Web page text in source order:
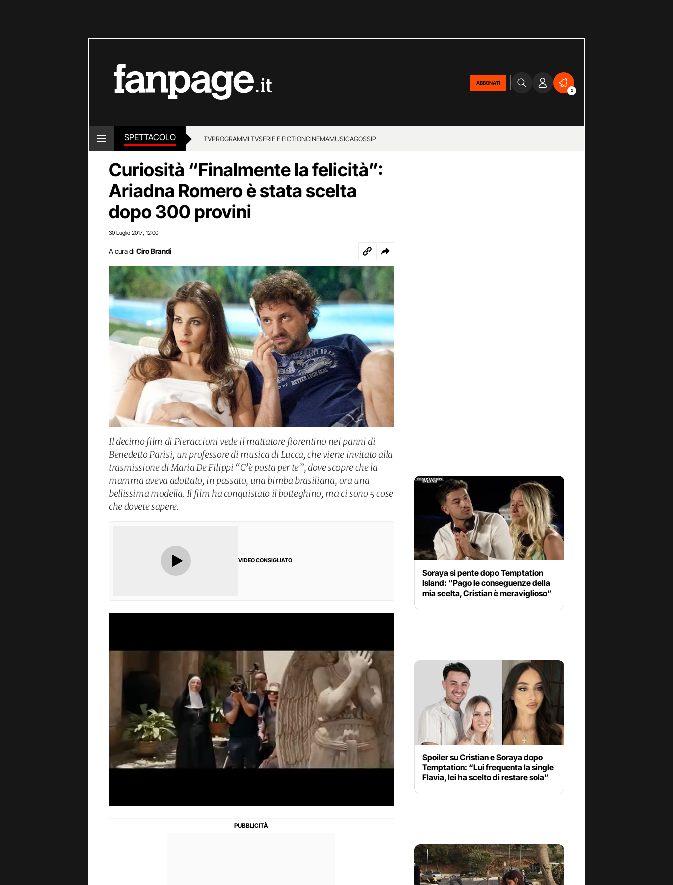
ABBONATI
2
SPETTACOLO TVPROGRAMMI TVSERIE E FICTIONCINEMAMUSICAGOSSIP
Curiosità “Finalmente la felicità”:
Ariadna Romero è stata scelta
dopo 300 provini
30 Luglio 2017 12:00
A cura di Ciro Brandi
Il decimo film di Pieraccioni vede il mattatore fiorentino nei panni di
Benedetto Parisi, un professore di musica di Lucca, che viene invitato alla
trasmissione di Maria De Filippi “C’è posta per te”, dove scopre che la
mamma aveva adottato, in passato, una bimba brasiliana, ora una
bellissima modella. Il film ha conquistato il botteghino, ma ci sono 5 cose
che dovete sapere.
VIDEO CONSIGLIATO
Soraya si pente dopo Temptation
Island: “Pago le conseguenze della
mia scelta, Cristian è meraviglioso”
Spoiler su Cristian e Soraya dopo
Temptation: “Lui frequenta la single
Flavia, lei ha scelto di restare sola”